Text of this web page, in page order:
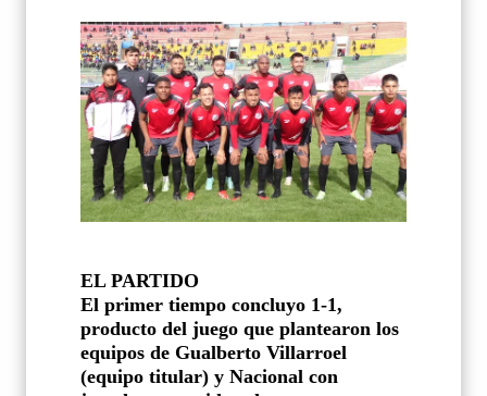
EL PARTIDO
El primer tiempo concluyo 1-1,
producto del juego que plantearon los
equipos de Gualberto Villarroel
(equipo titular) y Nacional con